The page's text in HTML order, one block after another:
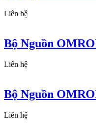
Liên hệ
Bộ Nguồn
Liên hệ
Bộ Nguồn
Liên hệ